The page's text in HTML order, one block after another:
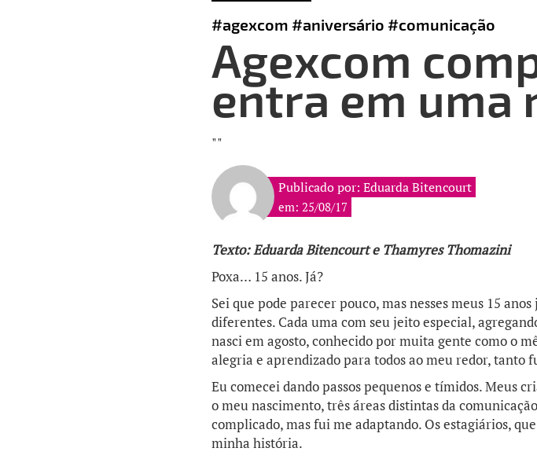
#agexcom #aniversário #comunicação
Agexcom
entra em uma
""
Publicado por: Eduarda Bitencourt
em: 25/08/17
Texto: Eduarda Bitencourt e Thamyres Thomazini
Poxa… 15 anos. Já?
Sei que pode parecer pouco, mas nesses meus 15
diferentes. Cada uma com seu jeito especial,
nasci em agosto, conhecido por muita gente como o
alegria e aprendizado para todos ao meu redor, tanto
Eu comecei dando passos pequenos e tímidos. Meus
o meu nascimento, três áreas distintas da
complicado, mas fui me adaptando. Os estagiários,
minha história.